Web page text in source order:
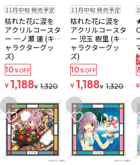
予約品ゆうパケット
11月中旬 発売予定
枯れた花に涙を
アクリルコースタ
ー 一ノ瀬 蓮 (キ
ャラクターグッ
ズ)
10%OFF
¥ 1,188¥ 1,320
予約品ゆうパケット
11月中旬 発売予定
枯れた花に涙を
アクリルコースタ
ー 児玉 樹里 (キ
ャラクターグッ
ズ)
10%OFF
¥ 1,188¥ 1,320
(
¥
お気に入りに追加お気に入りに追加